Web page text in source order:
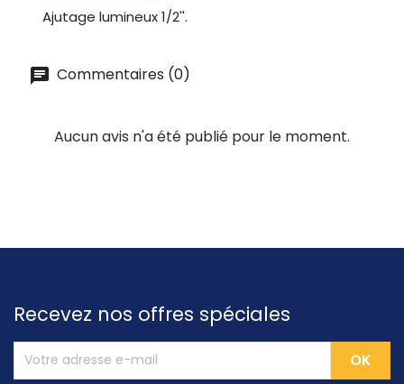
Ajutage lumineux 1/2''.
Commentaires (0)
Aucun avis n'a été publié pour le moment.
Recevez nos offres spéciales